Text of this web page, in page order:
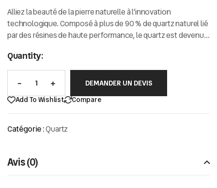
Alliez la beauté de la pierre naturelle à l’innovation
technologique.Composé à plus de90 % de quartz naturellié
par des résines de haute performance,le quartz est devenu
contemporains exigeants.
Quantity:
DEMANDER UN DEVIS
Add To Wishlist
Compare
Catégorie :Quartz
Avis (0)